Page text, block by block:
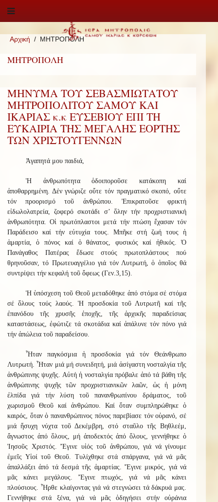
Αρχική ΜΗΤΡΟΠΟΛΗ
ΜΗΤΡΟΠΟΛΗ
ΜΗΝΥΜΑ ΤΟΥ ΣΕΒΑΣΜΙΩΤΑΤΟΥ
ΜΗΤΡΟΠΟΛΙΤΟΥ ΣΑΜΟΥ ΚΑΙ
ΙΚΑΡΙΑΣ κ.κ ΕΥΣΕΒΙΟΥ ΕΠΙ ΤΗ
ΕΥΚΑΙΡΙΑ ΤΗΣ ΜΕΓΑΛΗΣ ΕΟΡΤΗΣ
ΤΩΝ ΧΡΙΣΤΟΥΓΕΝΝΩΝ
Ἀγαπητά μου παιδιά,
Ἡ ἀνθρωπότητα ὁδοιποροῦσε κατάκοπη καί
ἀποθαρρημένη. Δέν γνώριζε οὔτε τόν πραγματικό σκοπό, οὔτε
τόν προορισμό τοῦ ἀνθρώπου. Ἐπικρατοῦσε φρικτή
εἰδωλολατρεία, ζοφερό σκοτάδι σ’ ὅλην τήν προχριστιανική
ἀνθρωπότητα. Οἱ πρωτόπλαστοι μετά τήν πτώση ἔχασαν τόν
Παράδεισο καί τήν εὐτυχία τους. Μπῆκε στή ζωή τους ἡ
ἁμαρτία, ὁ πόνος καί ὁ θάνατος, φυσικός καί ἠθικός. Ὁ
Πανάγαθος Πατέρας ἔδωσε στούς πρωτοπλάστους πού
θρηνοῦσαν, τό Πρωτευαγγέλιο γιά τόν Λυτρωτή, ὁ ὁποῖος θά
συντρίψει τήν κεφαλή τοῦ ὄφεως (Γεν.3,15).
Ἡ ὑπόσχεση τοῦ Θεοῦ μεταδόθηκε ἀπό στόμα σέ στόμα
σέ ὅλους τούς λαούς. Ἡ προσδοκία τοῦ Λυτρωτῆ καί τῆς
ἐπανόδου τῆς χρυσῆς ἐποχῆς, τῆς ἀρχικῆς παραδείσιας
καταστάσεως, ἐφώτιζε τά σκοτάδια καί ἁπάλυνε τόν πόνο γιά
τήν ἀπώλεια τοῦ παραδείσου.
Ἦταν παγκόσμια ἡ προσδοκία γιά τόν Θεάνθρωπο
Λυτρωτή. Ἦταν μιά μή συνειδητή, μιά ἀσίγαστη νοσταλγία τῆς
ἀνθρώπινης ψυχῆς. Αὐτή ἡ νοσταλγία πρόβαλε ἀπό τά βάθη τῆς
ἀνθρώπινης ψυχῆς τῶν προχριστιανικῶν λαῶν, ὡς ἡ μόνη
ἐλπίδα γιά τήν λύση τοῦ πανανθρωπίνου δράματος, τοῦ
χωρισμοῦ Θεοῦ καί ἀνθρώπου. Καί ὅταν συμπληρώθηκε ὁ
καιρός, ὅταν ὁ πανανθρώπινος πόνος παρεβίασε τόν οὐρανό, σέ
μιά ἥσυχη νύχτα τοῦ Δεκέμβρη, στό σταῦλο τῆς Βηθλεέμ,
ἄγνωστος ἀπό ὅλους, μή ἀποδεκτός ἀπό ὅλους, γεννήθηκε ὁ
Ἰησοῦς Χριστός. Ἔγινε υἱός τοῦ ἀνθρώπου, γιά νά γίνουμε
ἐμεῖς Υἱοί τοῦ Θεοῦ. Τυλίχθηκε στά σπάργανα, γιά νά μᾶς
ἀπαλλάξει ἀπό τά δεσμά τῆς ἁμαρτίας. Ἔγινε μικρός, γιά νά
μᾶς κάνει μεγάλους. Ἔγινε πτωχός, γιά νά μᾶς κάνει
πλούσιους. Ἦρθε κλαίγοντας γιά νά στεγνώσει τά δάκρυά μας.
Γεννήθηκε στά ξένα, γιά νά μᾶς ὁδηγήσει στήν οὐράνια